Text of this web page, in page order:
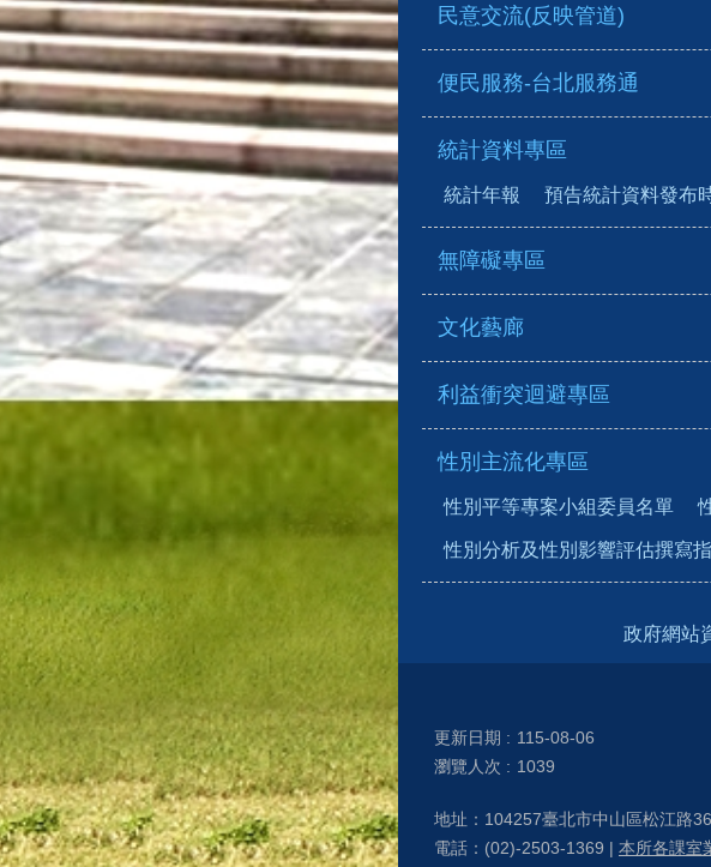
民意交流(反映管道)
便民服務-台北服務通
統計資料專區
統計年報 預告統計資料發布
無障礙專區
文化藝廊
利益衝突迴避專區
性別主流化專區
性別平等專案小組委員名單
性別分析及性別影響評估撰寫指
政府網站
更新日期
115-08-06
瀏覽人次
1039
地址：104257臺北市中山區松江路
電話：(02)-2503-1369 | 本所各課室